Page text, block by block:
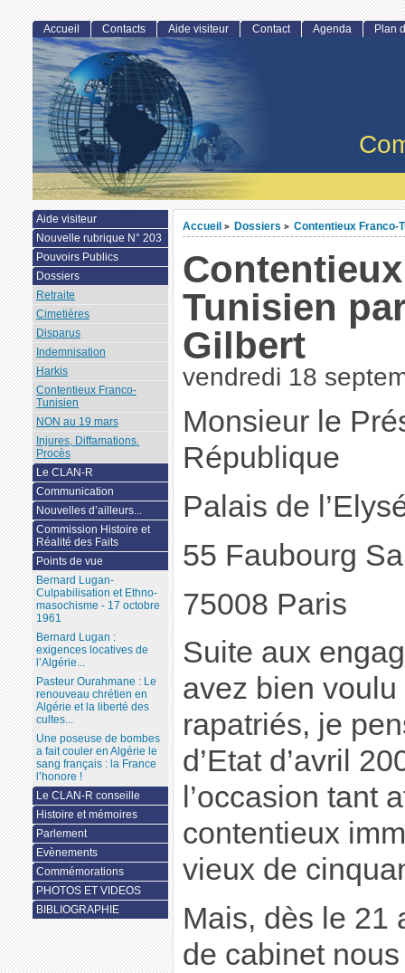
Accueil > Dossiers > Contentieux Franco-
Tunisien
Gilbert
vendredi 18
Monsieur le
République
Palais de
55 Faubourg
75008 Paris
Suite aux
avez bien voulu
rapatriés, je
d’Etat d’avril
l’occasion tant
contentieux
vieux de
Mais, dès le 21
de cabinet
Accueil Contacts Aide visiteur Contact Agenda Plan
Aide visiteur
Nouvelle rubrique N° 203
Pouvoirs Publics
Dossiers
Retraite
Cimetières
Disparus
Indemnisation
Harkis
Contentieux Franco-
Tunisien
NON au 19 mars
Injures, Diffamations.
Procès
Le CLAN-R
Communication
Nouvelles d’ailleurs...
Commission Histoire et
Réalité des Faits
Points de vue
Bernard Lugan-
Culpabilisation et Ethno-
masochisme - 17 octobre
1961
Bernard Lugan :
exigences locatives de
l’Algérie...
Pasteur Ourahmane : Le
renouveau chrétien en
Algérie et la liberté des
cultes...
Une poseuse de bombes
a fait couler en Algérie le
sang français : la France
l’honore !
Le CLAN-R conseille
Histoire et mémoires
Parlement
Evènements
Commémorations
PHOTOS ET VIDEOS
BIBLIOGRAPHIE